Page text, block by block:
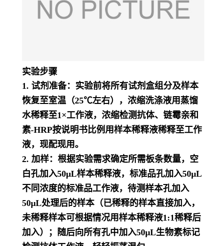
实验步骤
1. 试剂准备：实验前将所有试剂盒组分及样本
恢复至室温（25℃左右），浓缩洗涤液用蒸馏
水稀释至1×工作液，浓缩检测抗体、链霉亲和
素-HRP按说明书比例用样本稀释液稀释至工作
液，现配现用。
2. 加样：根据实验需求确定所需板条数量，空
白孔加入50μL样本稀释液，标准品孔加入50μL
不同浓度的标准品工作液，待测样本孔加入
50μL处理后的样本（已稀释的样本直接加入，
未稀释样本可根据情况用样本稀释液1:1稀释后
加入）；随后向所有孔中加入50μL生物素标记